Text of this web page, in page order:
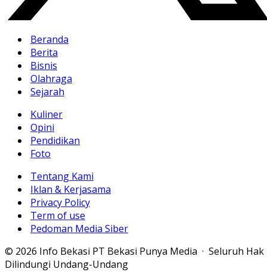
Beranda
Berita
Bisnis
Olahraga
Sejarah
Kuliner
Opini
Pendidikan
Foto
Tentang Kami
Iklan & Kerjasama
Privacy Policy
Term of use
Pedoman Media Siber
© 2026 Info Bekasi PT Bekasi Punya Media · Seluruh Hak
Dilindungi Undang-Undang